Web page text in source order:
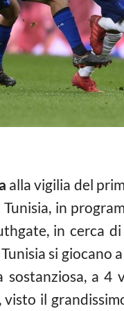
alla vigilia del
in
in cerca
si giocano
a 4
il